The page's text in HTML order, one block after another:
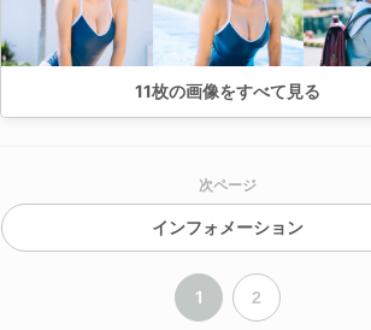
11枚の画像をすべて見る
次ページ
インフォメーション
1 2